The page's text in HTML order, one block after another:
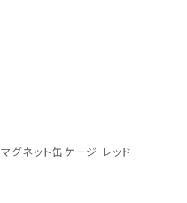
マグネット缶ケージ レッド